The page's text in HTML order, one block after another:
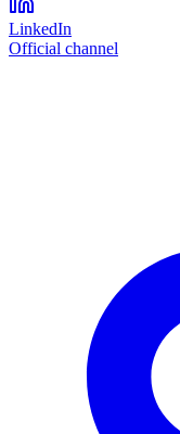
LinkedIn
Official channel